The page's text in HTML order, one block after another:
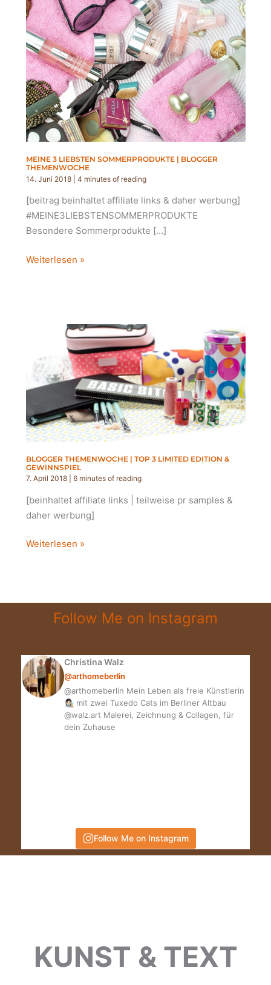
MEINE 3 LIEBSTEN SOMMERPRODUKTE | BLOGGER
THEMENWOCHE
14. Juni 2018
4 minutes of reading
[beitrag beinhaltet affiliate links & daher werbung]
#MEINE3LIEBSTENSOMMERPRODUKTE
Besondere Sommerprodukte […]
MEINE
BLOGGER
THEMENWOCHE
Weiterlesen »
BLOGGER THEMENWOCHE | TOP 3 LIMITED EDITION &
GEWINNSPIEL
7. April 2018
6 minutes of reading
[beinhaltet affiliate links | teilweise pr samples &
daher werbung]
BLOGGER
3
LIMITED
GEWINNSPIEL
Weiterlesen »
Follow Me on Instagram
Christina Walz
@arthomeberlin
@arthomeberlin Mein Leben als freie Künstlerin
👩🏻‍🎨 mit zwei Tuxedo Cats im Berliner Altbau
@walz.art Malerei, Zeichnung & Collagen, für
dein Zuhause
Follow Me on Instagram
KUNST & TEXT